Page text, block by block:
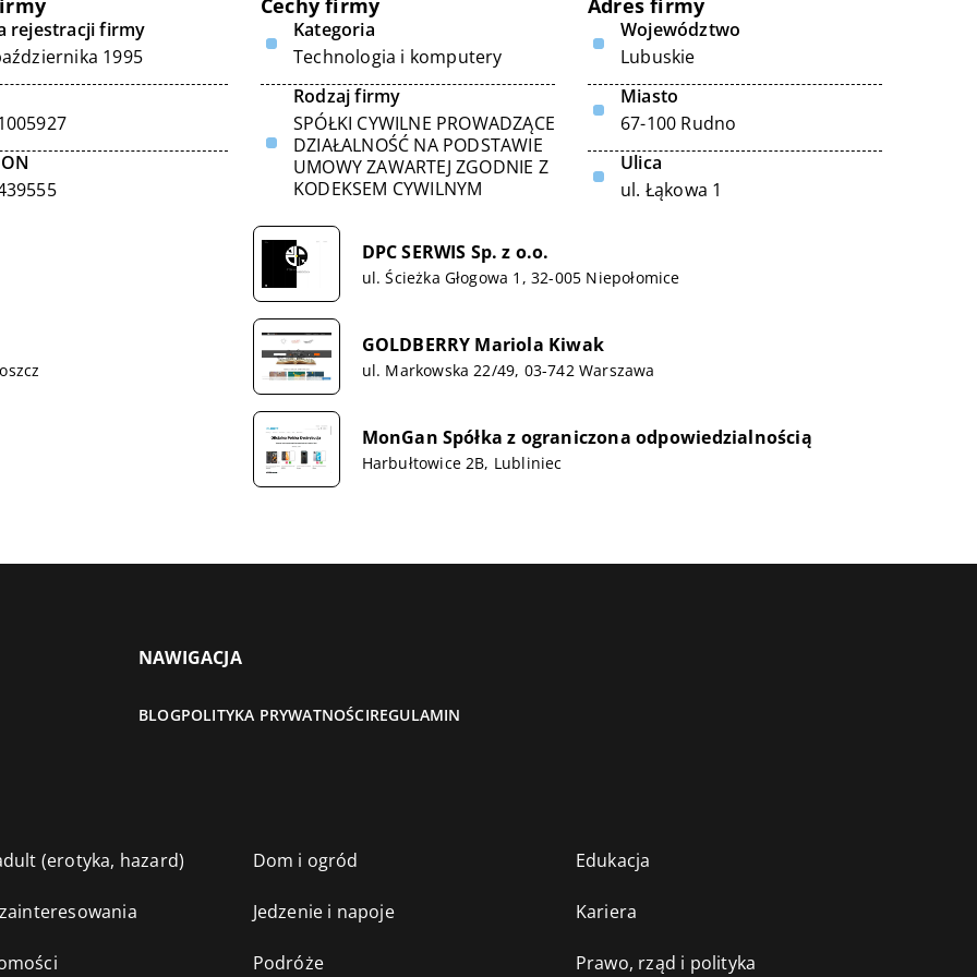
rejestracji firmy
1995
Cechy firmy
Kategoria
Technologia i komputery
Rodzaj firmy
SPÓŁKI CYWILNE PROWADZĄCE
DZIAŁALNOŚĆ NA PODSTAWIE
UMOWY ZAWARTEJ ZGODNIE Z
KODEKSEM CYWILNYM
Adres firmy
Województwo
Lubuskie
Miasto
67-100 Rudno
Ulica
ul. Łąkowa 1
DPC SERWIS Sp. z o.o.
ul. Ścieżka Głogowa 1, 32-005 Niepołomice
GOLDBERRY Mariola Kiwak
ul. Markowska 22/49, 03-742 Warszawa
MonGan Spółka z ograniczona odpowiedzialnością
Harbułtowice 2B, Lubliniec
NAWIGACJA
BLOGPOLITYKA PRYWATNOŚCIREGULAMIN
(erotyka, hazard) Dom i ogród Edukacja
Jedzenie i napoje Kariera
Podróże Prawo, rząd i polityka